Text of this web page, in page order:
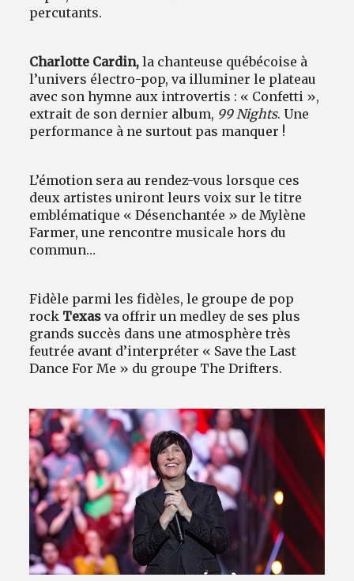
percutants.
Charlotte Cardin, la chanteuse québécoise à
l’univers électro-pop, va illuminer le plateau
avec son hymne aux introvertis : « Confetti »,
extrait de son dernier album, 99 Nights. Une
performance à ne surtout pas manquer !
L’émotion sera au rendez-vous lorsque ces
deux artistes uniront leurs voix sur le titre
emblématique « Désenchantée » de Mylène
Farmer, une rencontre musicale hors du
commun…
Fidèle parmi les fidèles, le groupe de pop
rock Texas va offrir un medley de ses plus
grands succès dans une atmosphère très
feutrée avant d’interpréter « Save the Last
Dance For Me » du groupe The Drifters.